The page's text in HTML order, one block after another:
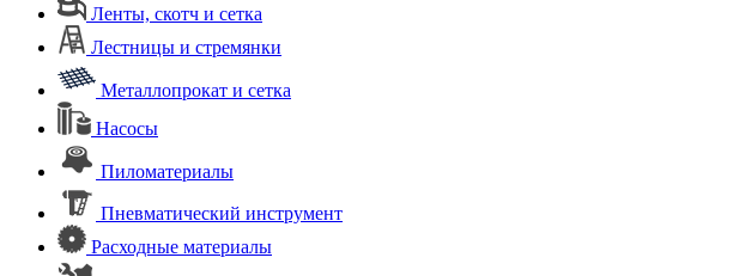
Ленты, скотч и сетка
Лестницы и стремянки
Металлопрокат и сетка
Насосы
Пиломатериалы
Пневматический инструмент
Расходные материалы